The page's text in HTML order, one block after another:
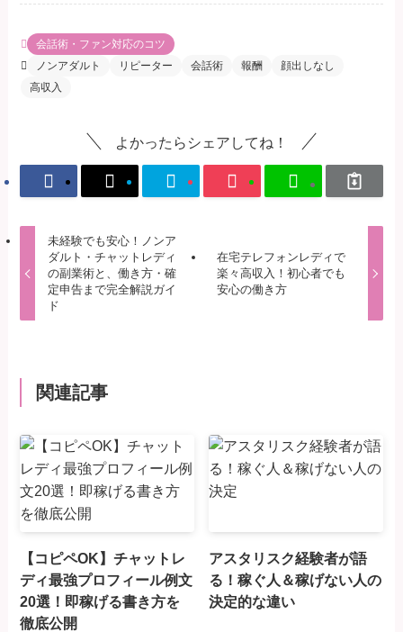
会話術・ファン対応のコツ
ノンアダルト
リピーター 会話術 報酬
顔出しなし
高収入
よかったらシェアしてね！
未経験でも安心！ノンア
ダルト・チャットレディ
の副業術と、働き方・確
定申告まで完全解説ガイ
ド
在宅テレフォンレディで
楽々高収入！初心者でも
安心の働き方
関連記事
【コピペOK】チャットレ
ディ最強プロフィール例文
20選！即稼げる書き方を
徹底公開
アスタリスク経験者が語
る！稼ぐ人＆稼げない人の
決定的な違い